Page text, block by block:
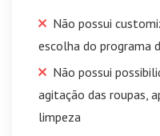
Não possui
escolha do programa
Não possui
agitação das roupas,
limpeza